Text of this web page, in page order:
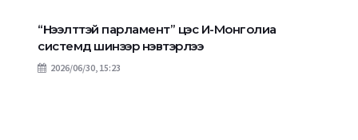
“Нээлттэй парламент” цэс И-Монголиа
системд шинээр нэвтэрлээ
2026/06/30, 15:23